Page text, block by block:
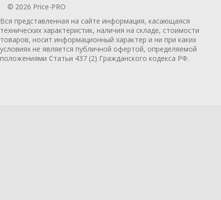
© 2026 Price-PRO
Вся представленная на сайте информация, касающаяся
технических характеристик, наличия на складе, стоимости
товаров, носит информационный характер и ни при каких
условиях не является публичной офертой, определяемой
положениями Статьи 437 (2) Гражданского кодекса РФ.